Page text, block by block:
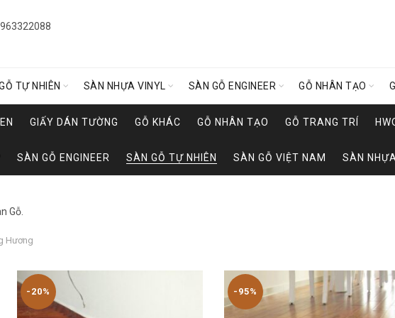
TỰ NHIÊN SÀN NHỰA VINYL SÀN GỖ ENGINEER GỖ NHÂN TẠO
GIẤY DÁN TƯỜNG GỖ KHÁC GỖ NHÂN TẠO GỖ TRANG TRÍ
SÀN GỖ ENGINEER SÀN GỖ TỰ NHIÊN SÀN GỖ VIỆT NAM SÀN
Gỗ.
Hương
-20% -95%